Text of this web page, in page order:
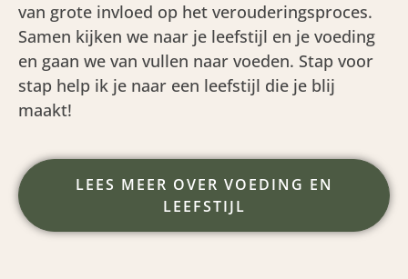
van grote invloed op het verouderingsproces.
Samen kijken we naar je leefstijl en je voeding
en gaan we van vullen naar voeden. Stap voor
stap help ik je naar een leefstijl die je blij
maakt!
LEES MEER OVER VOEDING EN
LEEFSTIJL